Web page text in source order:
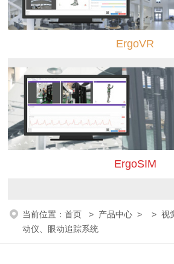
ErgoVR
ErgoSIM
当前位置：首页 > 产品中心 > >视
动仪、眼动追踪系统